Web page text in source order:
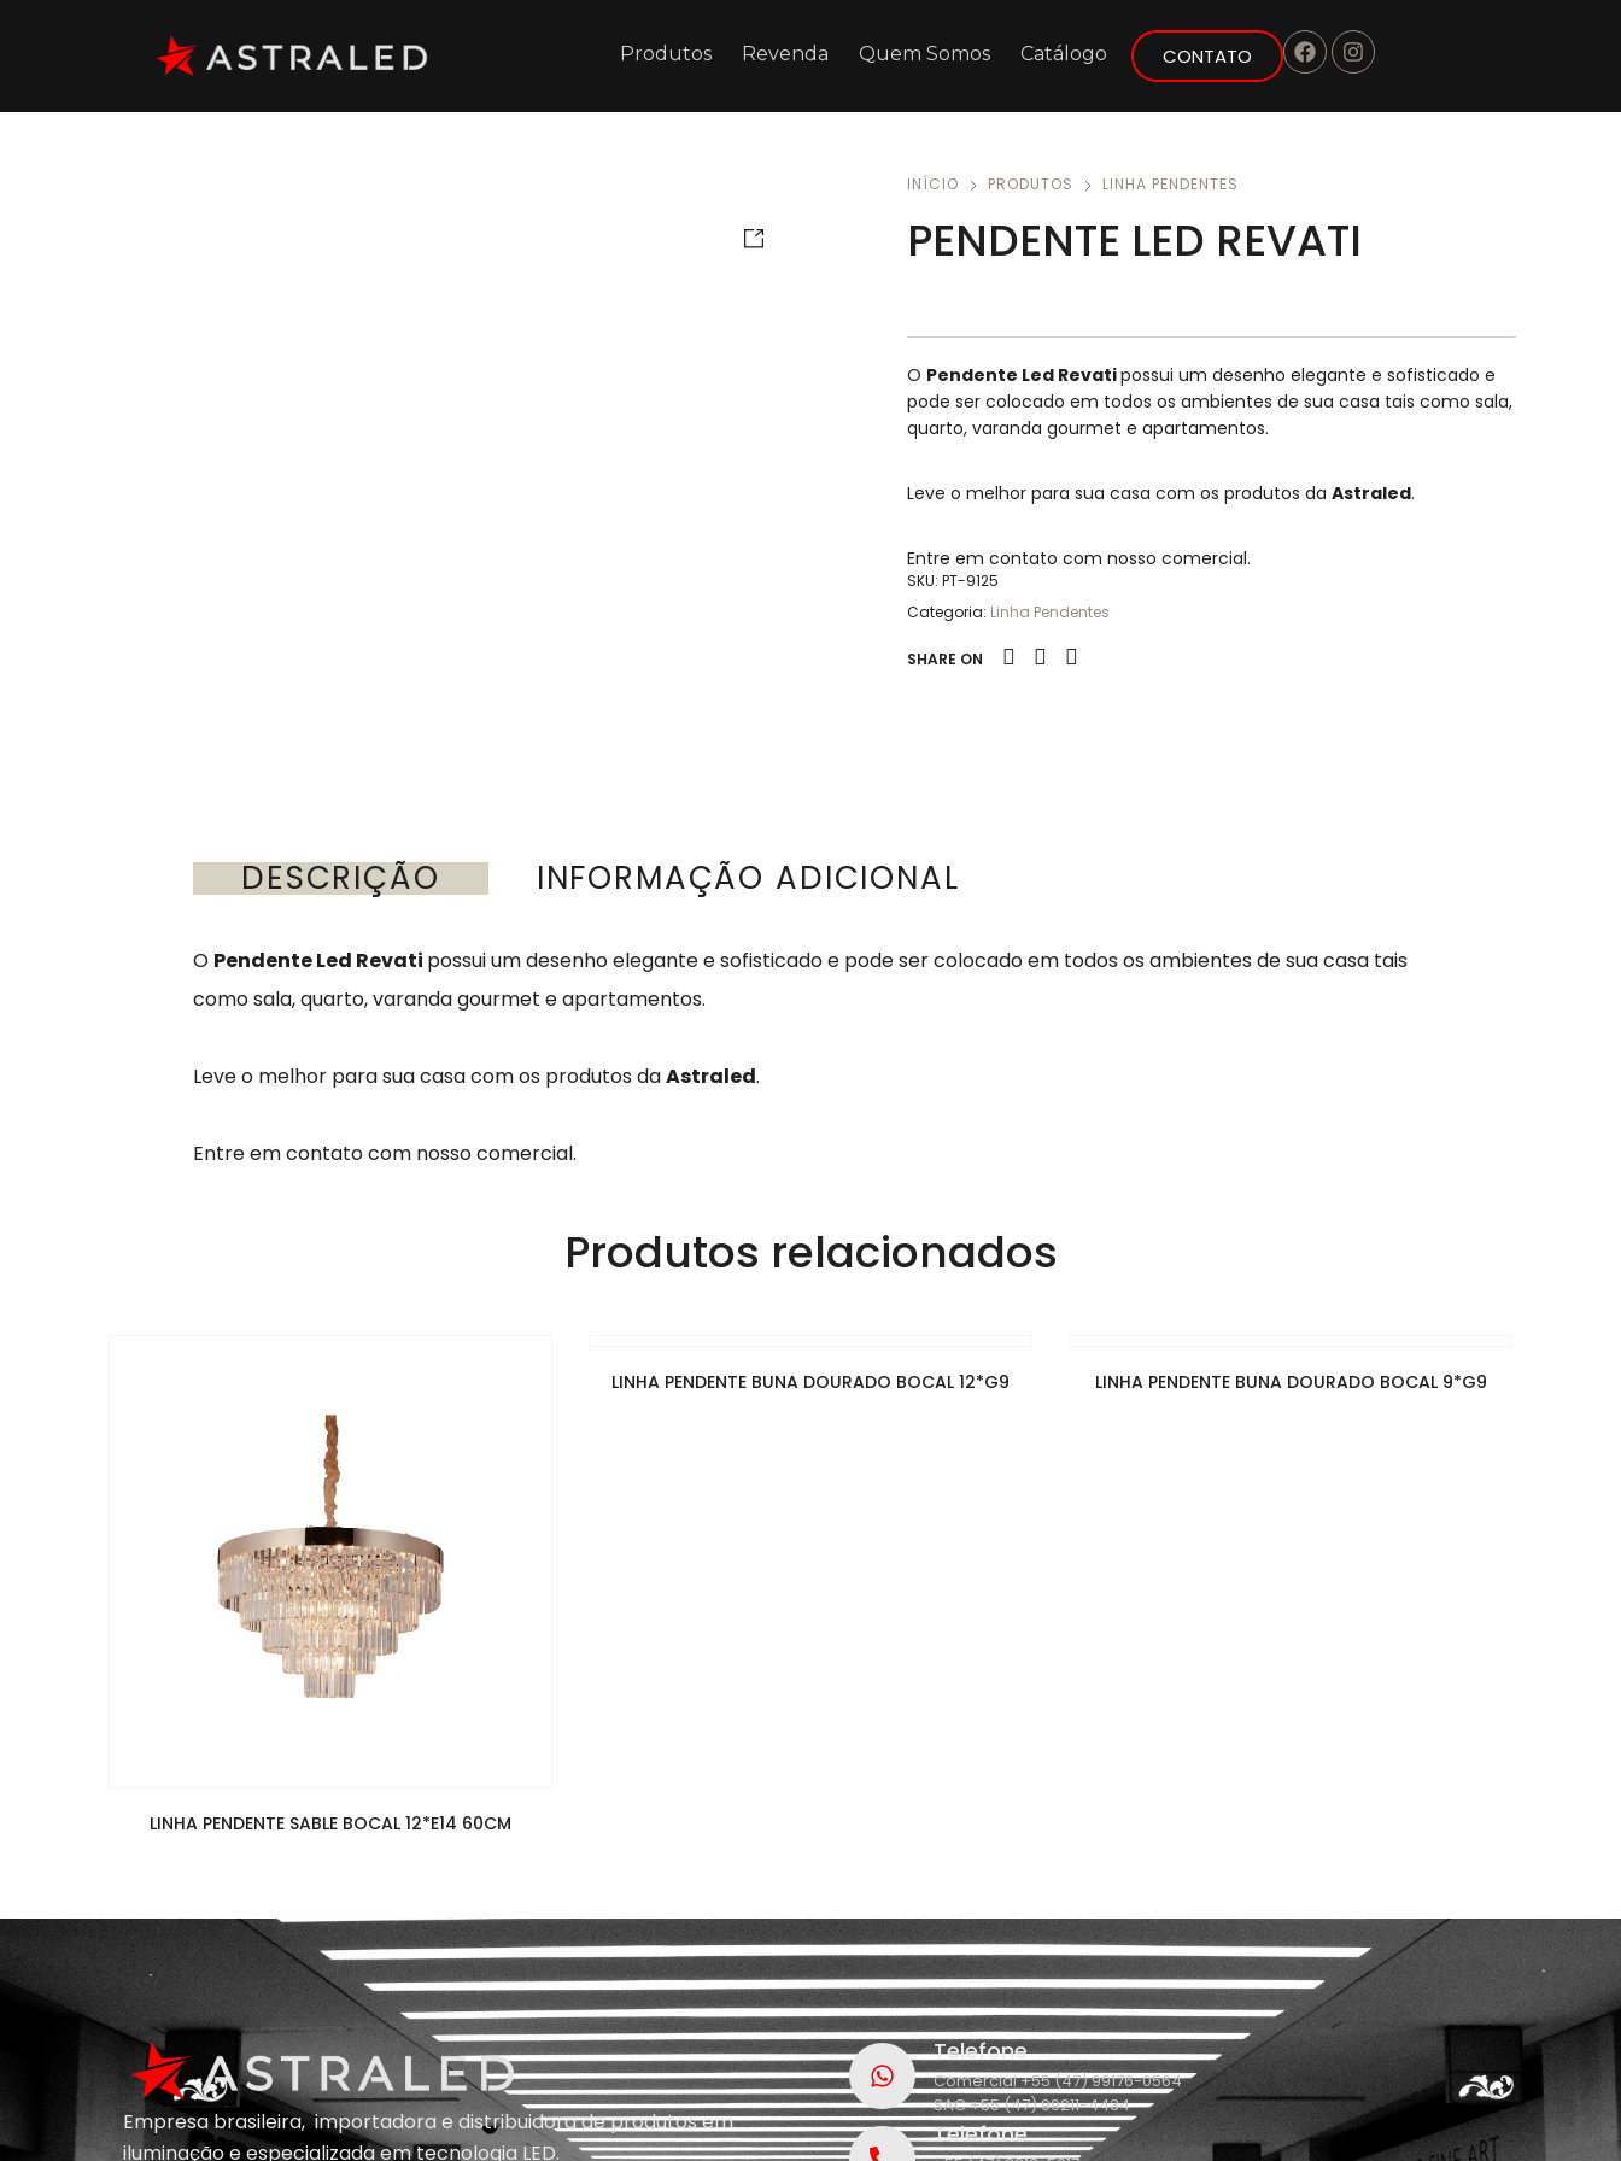
Produtos Revenda Quem Somos Catálogo CONTATO
INÍCIO PRODUTOS LINHA PENDENTES
PENDENTE LED REVATI
O Pendente Led Revatipossui um desenho elegante e sofisticado e
pode ser colocado em todos os ambientes de sua casa tais como sala,
quarto, varanda gourmet e apartamentos.
Leve o melhor para sua casa com os produtos da Astraled.
Entre em contato com nosso comercial.
SKU: PT-9125
Categoria: Linha Pendentes
SHARE ON
DESCRIÇÃO INFORMAÇÃO ADICIONAL
O Pendente Led Revati possui um desenho elegante e sofisticado e pode ser colocado em todos os ambientes de sua casa tais
como sala, quarto, varanda gourmet e apartamentos.
Leve o melhor para sua casa com os produtos daAstraled.
Entre em contato com nosso comercial.
Produtos relacionados
LINHA PENDENTE SABLE BOCAL 12*E14 60CM
LINHA PENDENTE BUNA DOURADO BOCAL 12*G9 LINHA PENDENTE BUNA DOURADO BOCAL 9*G9
Empresa brasileira, importadora e distribuidora de produtos em
iluminação eespecializada emtecnologia LED.
Telefone
Comercial +55 (47) 99176-0564
SAC +55 (47) 99211-4434
Telefone